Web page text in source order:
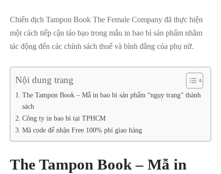
Chiến dịch Tampon Book The Female Company đã thực hiện
một cách tiếp cận táo bạo trong mẫu in bao bì sản phẩm nhằm
tác động đến các chính sách thuế và bình đẳng của phụ nữ.
Nội dung trang
The Tampon Book – Mẫ in bao bì sản phẩm “ngụy trang” thành
sách
Công ty in bao bì tại TPHCM
Mã code để nhận Free 100% phí giao hàng
The Tampon Book – Mẫ in